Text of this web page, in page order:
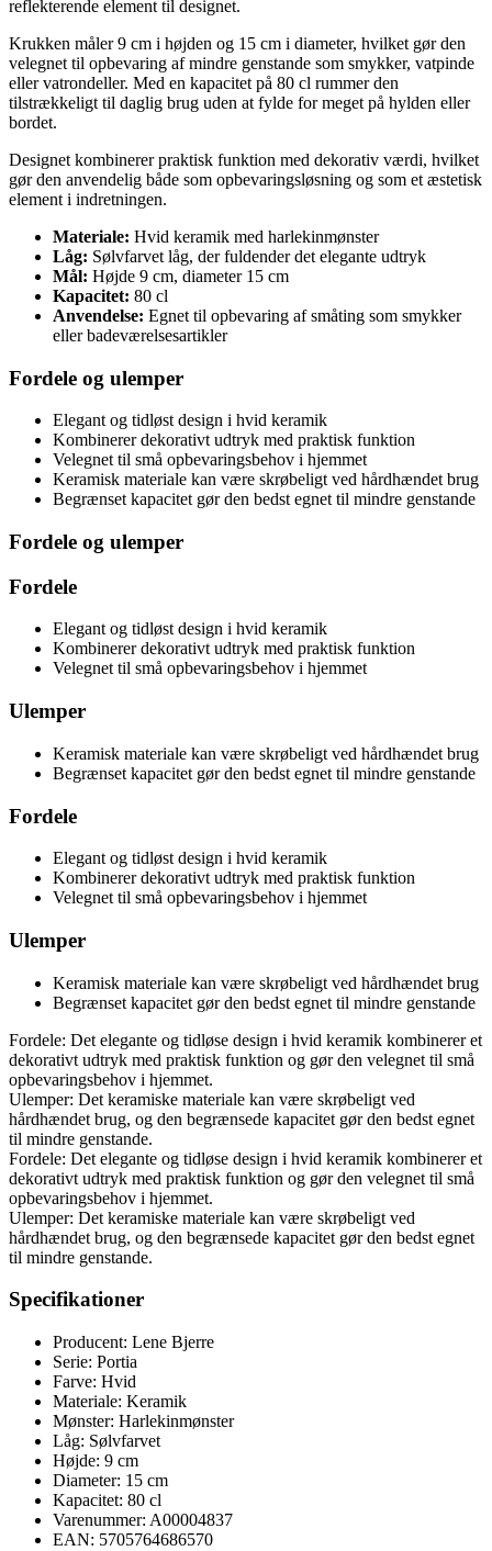
reflekterende element til designet.
Krukken måler 9 cm i højden og 15 cm i diameter, hvilket gør den
velegnet til opbevaring af mindre genstande som smykker, vatpinde
eller vatrondeller. Med en kapacitet på 80 cl rummer den
tilstrækkeligt til daglig brug uden at fylde for meget på hylden eller
bordet.
Designet kombinerer praktisk funktion med dekorativ værdi, hvilket
gør den anvendelig både som opbevaringsløsning og som et æstetisk
element i indretningen.
Materiale: Hvid keramik med harlekinmønster
Låg: Sølvfarvet låg, der fuldender det elegante udtryk
Mål: Højde 9 cm, diameter 15 cm
Kapacitet: 80 cl
Anvendelse: Egnet til opbevaring af småting som smykker
eller badeværelsesartikler
Fordele og ulemper
Elegant og tidløst design i hvid keramik
Kombinerer dekorativt udtryk med praktisk funktion
Velegnet til små opbevaringsbehov i hjemmet
Keramisk materiale kan være skrøbeligt ved hårdhændet brug
Begrænset kapacitet gør den bedst egnet til mindre genstande
Fordele og ulemper
Fordele
Elegant og tidløst design i hvid keramik
Kombinerer dekorativt udtryk med praktisk funktion
Velegnet til små opbevaringsbehov i hjemmet
Ulemper
Keramisk materiale kan være skrøbeligt ved hårdhændet brug
Begrænset kapacitet gør den bedst egnet til mindre genstande
Fordele
Elegant og tidløst design i hvid keramik
Kombinerer dekorativt udtryk med praktisk funktion
Velegnet til små opbevaringsbehov i hjemmet
Ulemper
Keramisk materiale kan være skrøbeligt ved hårdhændet brug
Begrænset kapacitet gør den bedst egnet til mindre genstande
Fordele: Det elegante og tidløse design i hvid keramik kombinerer et
dekorativt udtryk med praktisk funktion og gør den velegnet til små
opbevaringsbehov i hjemmet.
Ulemper: Det keramiske materiale kan være skrøbeligt ved
hårdhændet brug, og den begrænsede kapacitet gør den bedst egnet
til mindre genstande.
Fordele: Det elegante og tidløse design i hvid keramik kombinerer et
dekorativt udtryk med praktisk funktion og gør den velegnet til små
opbevaringsbehov i hjemmet.
Ulemper: Det keramiske materiale kan være skrøbeligt ved
hårdhændet brug, og den begrænsede kapacitet gør den bedst egnet
til mindre genstande.
Specifikationer
Producent: Lene Bjerre
Serie: Portia
Farve: Hvid
Materiale: Keramik
Mønster: Harlekinmønster
Låg: Sølvfarvet
Højde: 9 cm
Diameter: 15 cm
Kapacitet: 80 cl
Varenummer: A00004837
EAN: 5705764686570